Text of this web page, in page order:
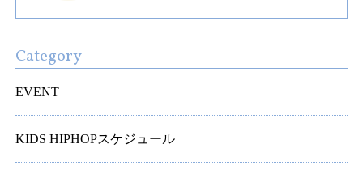
Category
EVENT
KIDS HIPHOPスケジュール